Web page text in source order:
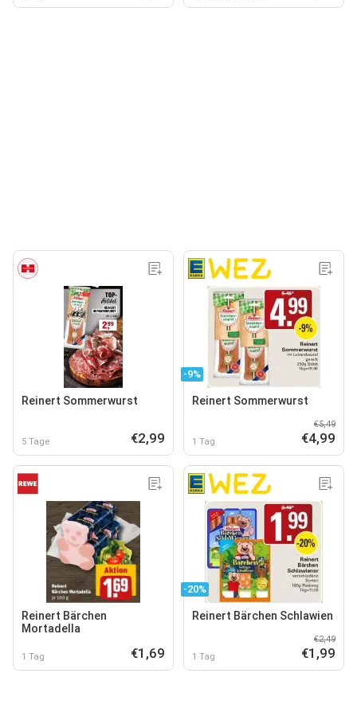
Reinert Sommerwurst
5 Tage €2,99
-9%
Reinert Sommerwurst
1 Tag
€5,49
€4,99
Reinert Bärchen
Mortadella
1 Tag €1,69
-20%
Reinert Bärchen Schlawien
1 Tag
€2,49
€1,99